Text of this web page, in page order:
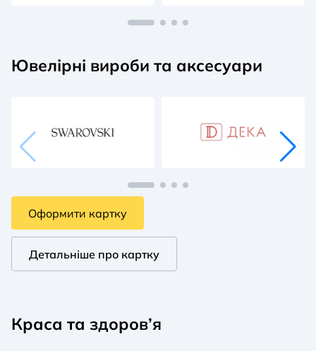
Ювелірні вироби та аксесуари
Оформити картку
Детальніше про картку
Краса та здоров’я